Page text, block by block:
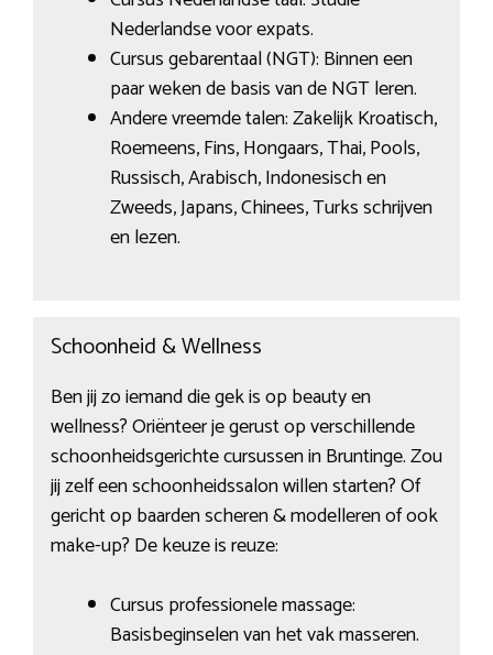
Nederlandse voor expats.
Cursus gebarentaal (NGT): Binnen een
paar weken de basis van de NGT leren.
Andere vreemde talen: Zakelijk Kroatisch,
Roemeens, Fins, Hongaars, Thai, Pools,
Russisch, Arabisch, Indonesisch en
Zweeds, Japans, Chinees, Turks schrijven
en lezen.
Schoonheid & Wellness
Ben jij zo iemand die gek is op beauty en
wellness? Oriënteer je gerust op verschillende
schoonheidsgerichte cursussen in Bruntinge. Zou
jij zelf een schoonheidssalon willen starten? Of
gericht op baarden scheren & modelleren of ook
make-up? De keuze is reuze:
Cursus professionele massage:
Basisbeginselen van het vak masseren.